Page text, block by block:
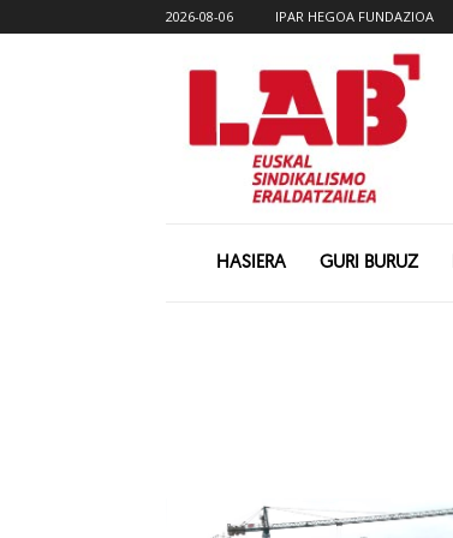
2026-08-06 IPAR HEGOA FUNDAZIOA
HASIERA GURI BURUZ